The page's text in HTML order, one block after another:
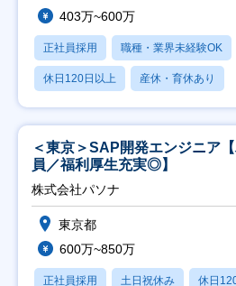
403万~600万
正社員採用 職種・業界未経験OK
休日120日以上 産休・育休あり
＜東京＞SAP開発エンジニア
員／福利厚生充実◎】
株式会社パソナ
東京都
600万~850万
正社員採用 土日祝休み 休日